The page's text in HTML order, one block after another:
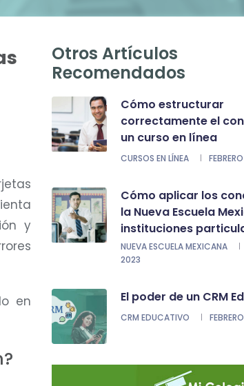
y
en
Otros Artículos
Recomendados
Cómo estructurar
correctamente el
un curso en línea
CURSOS EN LÍNEA
Cómo aplicar los
la Nueva Escuela
instituciones
NUEVA ESCUELA MEXICANA
2023
El poder de un CRM
CRM EDUCATIVO